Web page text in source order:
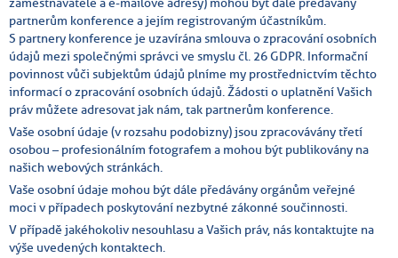
partnerům konference a jejím registrovaným účastníkům.
S partnery konference je uzavírána smlouva o zpracování osobních
údajů mezi společnými správci ve smyslu čl. 26 GDPR. Informační
povinnost vůči subjektům údajů plníme my prostřednictvím těchto
informací o zpracování osobních údajů. Žádosti o uplatnění Vašich
práv můžete adresovat jak nám, tak partnerům konference.
Vaše osobní údaje (v rozsahu podobizny) jsou zpracovávány třetí
osobou – profesionálním fotografem a mohou být publikovány na
našich webových stránkách.
Vaše osobní údaje mohou být dále předávány orgánům veřejné
moci v případech poskytování nezbytné zákonné součinnosti.
V případě jakéhokoliv nesouhlasu a Vašich práv, nás kontaktujte na
výše uvedených kontaktech.